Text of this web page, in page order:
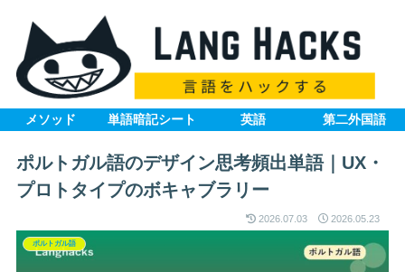
メソッド 単語暗記シート 英語 第二外国語
ポルトガル語のデザイン思考頻出単語｜UX・
プロトタイプのボキャブラリー
2026.07.03 2026.05.23
ポルトガル語